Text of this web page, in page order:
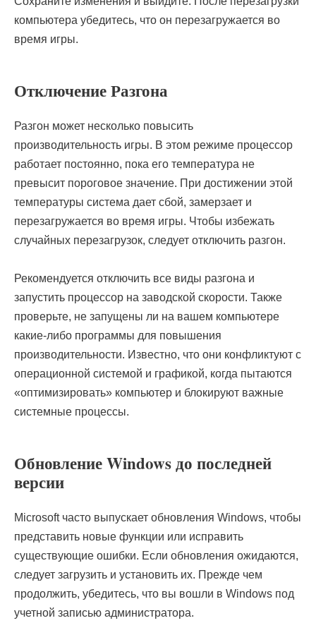
компьютера убедитесь, что он перезагружается во
время игры.
Отключение Разгона
Разгон может несколько повысить
производительность игры. В этом режиме процессор
работает постоянно, пока его температура не
превысит пороговое значение. При достижении этой
температуры система дает сбой, замерзает и
перезагружается во время игры. Чтобы избежать
случайных перезагрузок, следует отключить разгон.
Рекомендуется отключить все виды разгона и
запустить процессор на заводской скорости. Также
проверьте, не запущены ли на вашем компьютере
какие-либо программы для повышения
производительности. Известно, что они конфликтуют с
операционной системой и графикой, когда пытаются
«оптимизировать» компьютер и блокируют важные
системные процессы.
Обновление Windows до последней
версии
Microsoft часто выпускает обновления Windows, чтобы
представить новые функции или исправить
существующие ошибки. Если обновления ожидаются,
следует загрузить и установить их. Прежде чем
продолжить, убедитесь, что вы вошли в Windows под
учетной записью администратора.